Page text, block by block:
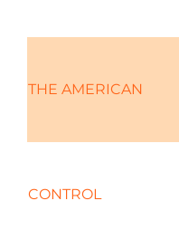
THE AMERICAN
CONTROL